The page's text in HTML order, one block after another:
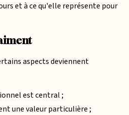
et à ce qu'elle représente pour
aspects deviennent
est central ;
une valeur particulière ;